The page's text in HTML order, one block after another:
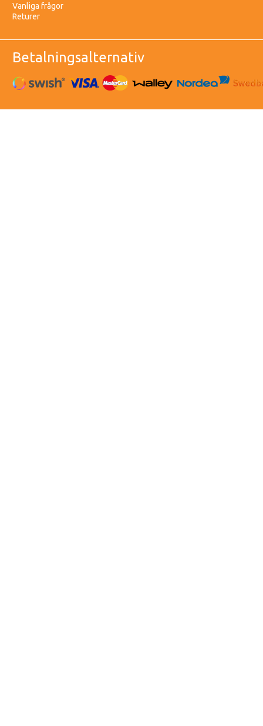
Vanliga frågor
Returer
Betalningsalternativ